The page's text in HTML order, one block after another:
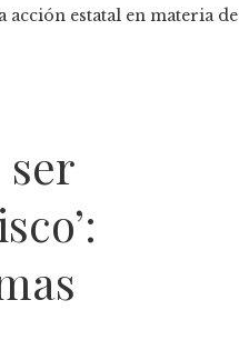
acción estatal en materia de
ser